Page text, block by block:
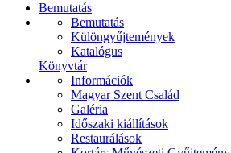
Bemutatás
Bemutatás
Különgyűjtemények
Katalógus
Könyvtár
Információk
Magyar Szent Család
Galéria
Időszaki kiállítások
Restaurálások